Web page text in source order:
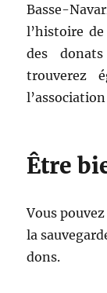
Basse-
l’histoire
des
trouverez
Être
Vous
la
dons.